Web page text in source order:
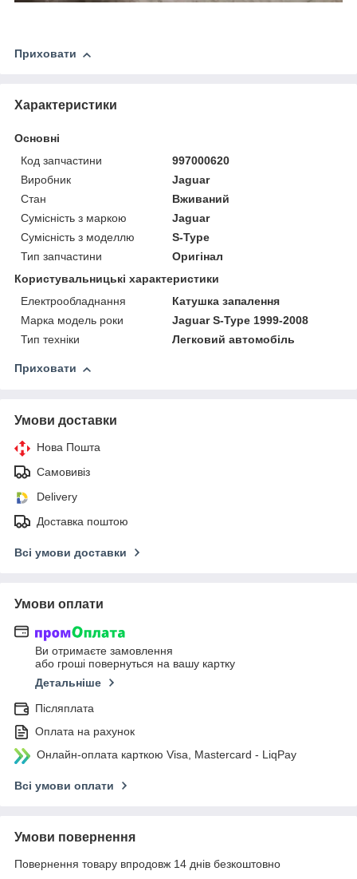
Приховати
Характеристики
Основні
Код запчастини
997000620
Виробник
Jaguar
Стан
Вживаний
Сумісність з маркою
Jaguar
Сумісність з моделлю
S-Type
Тип запчастини
Оригінал
Користувальницькі характеристики
Електрообладнання
Катушка запалення
Марка модель роки
Jaguar S-Type 1999-2008
Тип техніки
Легковий автомобіль
Приховати
Умови доставки
Нова Пошта
Самовивіз
Delivery
Доставка поштою
Всі умови доставки
Умови оплати
Ви отримаєте замовлення
або гроші повернуться на вашу картку
Детальніше
Післяплата
Оплата на рахунок
Онлайн-оплата карткою Visa, Mastercard - LiqPay
Всі умови оплати
Умови повернення
Повернення товару впродовж 14 днів безкоштовно